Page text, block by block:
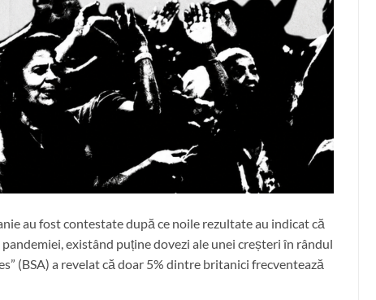
au fost contestate după ce noile rezultate au indicat că
existând puține dovezi ale unei creșteri în rândul
(BSA) a revelat că doar 5% dintre britanici frecventează